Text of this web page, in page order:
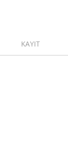
KAYIT